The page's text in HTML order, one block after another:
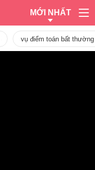
MỚI NHẤT
vụ điểm toán bất